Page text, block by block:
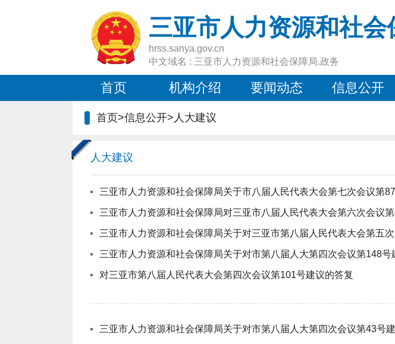
三亚市人力资源和社会
hrss.sanya.gov.cn
中文域名 : 三亚市人力资源和社会保障局.政务
首页 机构介绍 要闻动态 信息公开
首页>信息公开> 人大建议
人大建议
三亚市人力资源和社会保障局关于市八届人民代表大会第七次会议第
三亚市人力资源和社会保障局对三亚市八届人民代表大会第六次会议
三亚市人力资源和社会保障局关于对三亚市第八届人民代表大会第五
三亚市人力资源和社会保障局关于对市第八届人大第四次会议第148号
对三亚市第八届人民代表大会第四次会议第101号建议的答复
三亚市人力资源和社会保障局关于对市第八届人大第四次会议第43号